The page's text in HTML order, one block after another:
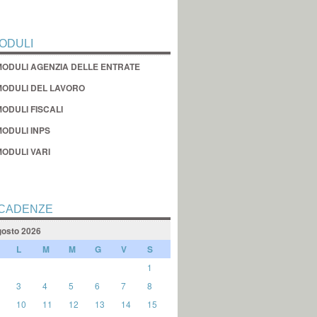
AGENZIA DELLE ENTRATE
DEL LAVORO
FISCALI
INPS
VARI
2026
L M M G V S
1
3 4 5 6 7
8
10 11 12 13 14
15